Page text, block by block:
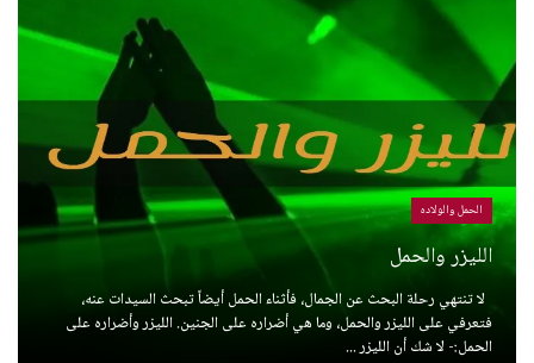
الحمل والولاده
الليزر والحمل
لا تنتهي رحلة البحث عن الجمال، فأثناء الحمل أيضاً تبحث السيدات عنه،
فتعرفي على الليزر والحمل، وما هي أضراره على الجنين. الليزر وأضراره على
الحمل:- لا شك أن الليزر ...